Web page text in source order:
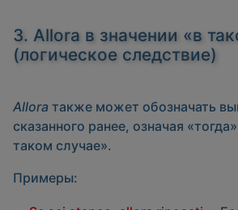
3. Allora в значении «в
(логическое следствие)
Allora также может обозначать
сказанного ранее, означая
таком случае».
Примеры: